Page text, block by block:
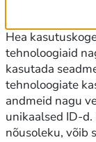
Hea
tehnoloogiaid
kasutada
tehnoloogiate
andmeid nagu
unikaalsed ID-
nõusoleku, võib